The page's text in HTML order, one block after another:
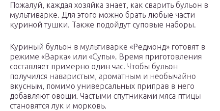
Пожалуй, каждая хозяйка знает, как сварить бульон в
мультиварке. Для этого можно брать любые части
куриной тушки. Также подойдут суповые наборы.
Куриный бульон в мультиварке «Редмонд» готовят в
режиме «Варка» или «Супы». Время приготовления
составляет примерно один час. Чтобы бульон
получился наваристым, ароматным и необычайно
вкусным, помимо универсальных приправ в него
добавляют овощи. Частыми спутниками мяса птицы
становятся лук и морковь.